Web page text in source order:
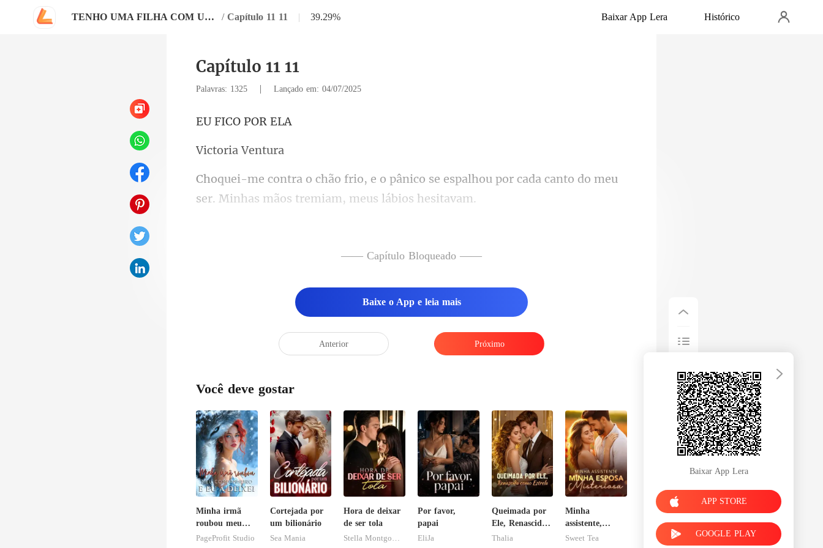
TENHO UMA FILHA COM UM MAFIOSO / Capítulo 11 11 | 39.29% Baixar App Lera Histórico
Capítulo 11 11
Palavras: 1325 | Lançado em: 04/07/2025
CO PO
ria V
se espalhou por cada canto do meu
ser. M
. Soube naquele instante que
a estreitou contra o peito,
—— Capítulo Bloqueado ——
Baixe o App e leia mais
Anterior Próximo
Você deve gostar
Minha irmã
roubou meu
companheiro e
PageProfit Studio
Cortejada por
um bilionário
Sea Mania
Hora de deixar
de ser tola
Por favor,
papai
EliJa
Queimada por
Ele, Renascida
como Estrela
Thalia
Minha
assistente,
minha esposa
Sweet Tea
Baixar App Lera
APP STORE
GOOGLE PLAY